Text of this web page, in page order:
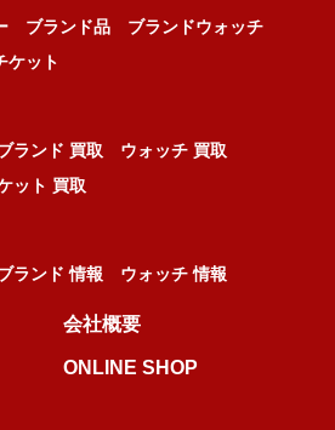
ブランド品
ブランドウォッチ
ケット
ランド 買取
ウォッチ 買取
ット 買取
ランド 情報 ウォッチ 情報
会社概要
ONLINE SHOP